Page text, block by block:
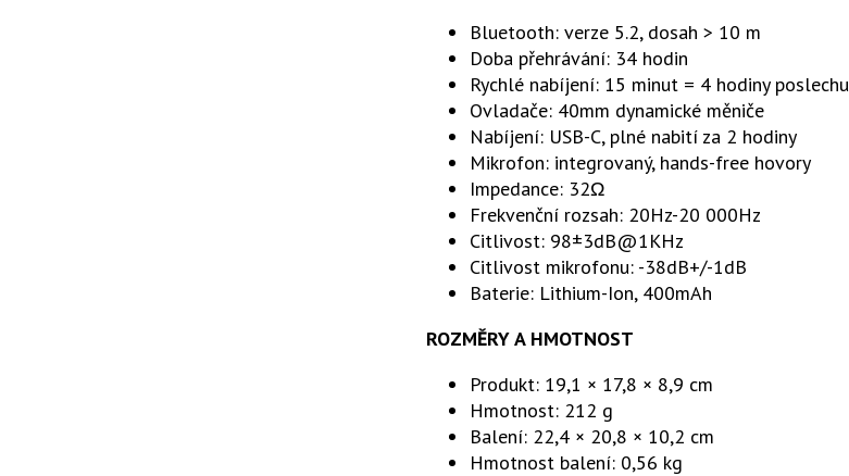
Bluetooth: verze 5.2, dosah > 10 m
Doba přehrávání: 34 hodin
Rychlé nabíjení: 15 minut = 4 hodiny poslechu
Ovladače: 40mm dynamické měniče
Nabíjení: USB-C, plné nabití za 2 hodiny
Mikrofon: integrovaný, hands-free hovory
Impedance: 32Ω
Frekvenční rozsah: 20Hz-20 000Hz
Citlivost: 98±3dB@1KHz
Citlivost mikrofonu: -38dB+/-1dB
Baterie: Lithium-Ion, 400mAh
ROZMĚRY A HMOTNOST
Produkt: 19,1 × 17,8 × 8,9 cm
Hmotnost: 212 g
Balení: 22,4 × 20,8 × 10,2 cm
Hmotnost balení: 0,56 kg